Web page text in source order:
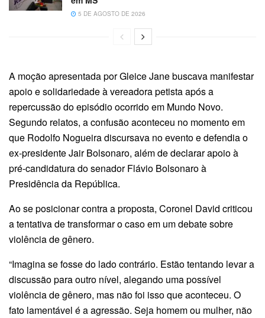
5 DE AGOSTO DE 2026
A moção apresentada por Gleice Jane buscava manifestar
apoio e solidariedade à vereadora petista após a
repercussão do episódio ocorrido em Mundo Novo.
Segundo relatos, a confusão aconteceu no momento em
que Rodolfo Nogueira discursava no evento e defendia o
ex-presidente Jair Bolsonaro, além de declarar apoio à
pré-candidatura do senador Flávio Bolsonaro à
Presidência da República.
Ao se posicionar contra a proposta, Coronel David criticou
a tentativa de transformar o caso em um debate sobre
violência de gênero.
“Imagina se fosse do lado contrário. Estão tentando levar a
discussão para outro nível, alegando uma possível
violência de gênero, mas não foi isso que aconteceu. O
fato lamentável é a agressão. Seja homem ou mulher, não